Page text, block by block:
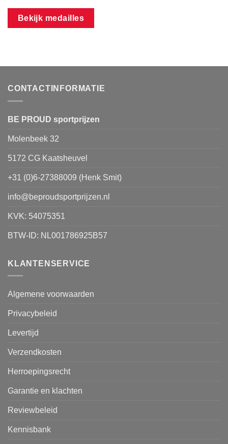
Bekijk medailles
CONTACTINFORMATIE
BE PROUD sportprijzen
Molenbeek 32
5172 CG Kaatsheuvel
+31 (0)6-27388009 (Henk Smit)
info@beproudsportprijzen.nl
KVK: 54075351
BTW-ID: NL001786925B57
KLANTENSERVICE
Algemene voorwaarden
Privacybeleid
Levertijd
Verzendkosten
Herroepingsrecht
Garantie en klachten
Reviewbeleid
Kennisbank